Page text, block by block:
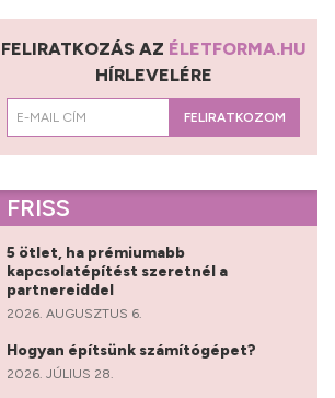
FELIRATKOZÁS AZ ÉLETFORMA.HU
HÍRLEVELÉRE
FELIRATKOZOM
FRISS
5 ötlet, ha prémiumabb
kapcsolatépítést szeretnél a
partnereiddel
2026. AUGUSZTUS 6.
Hogyan építsünk számítógépet?
2026. JÚLIUS 28.